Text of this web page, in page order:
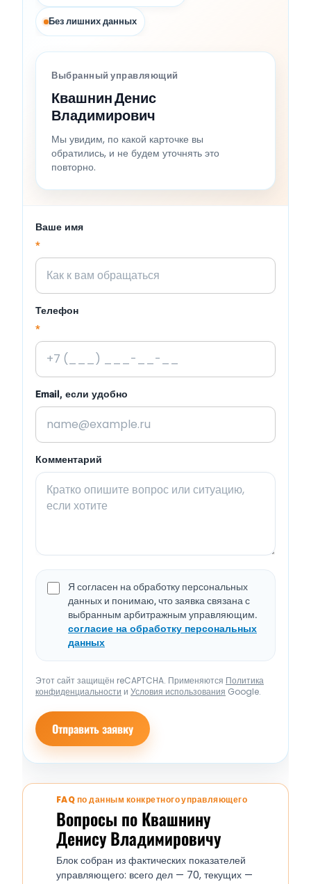
Без лишних данных
Выбранный управляющий
Квашнин Денис
Владимирович
Мы увидим, по какой карточке вы
обратились, и не будем уточнять это
повторно.
Ваше имя
*
Телефон
*
Email, если удобно
Комментарий
Я согласен на обработку персональных
данных и понимаю, что заявка связана с
выбранным арбитражным управляющим.
согласие на обработку персональных
данных
Этот сайт защищён reCAPTCHA. Применяются Политика
конфиденциальности и Условия использования Google.
Отправить заявку
FAQ по данным конкретного управляющего
Вопросы по Квашнину
Денису Владимировичу
Блок собран из фактических показателей
управляющего: всего дел — 70, текущих —